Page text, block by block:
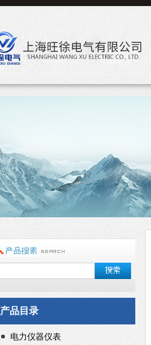
产品目录
电力仪器仪表